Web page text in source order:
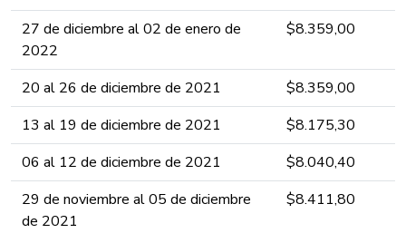
27 de diciembre al 02​ de enero de
2022 ​​​​​​
​$8.359,0​​0​​​​
20 al 26​ de diciembre de 2021 ​​​​​​
​$8.359,0​​0​​​​
13 al 19​ de diciembre de 2021 ​​​​​​
​$8.175,3​​​0​​​​
06 al 12​ de diciembre de 2021 ​​​​​​
​$8.040,4​​0​​​​
29 de noviembre al 05 de diciembre
de 2021 ​​​​​​
​$8.411,8​0​​​​